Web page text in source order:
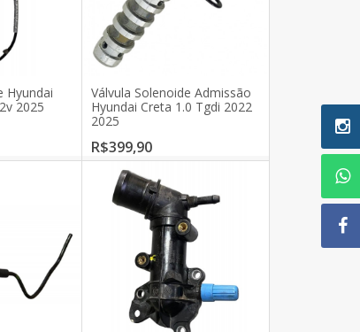
Hyundai
2025
Válvula Solenoide Admissão
Hyundai Creta 1.0 Tgdi 2022
2025
R$399,90